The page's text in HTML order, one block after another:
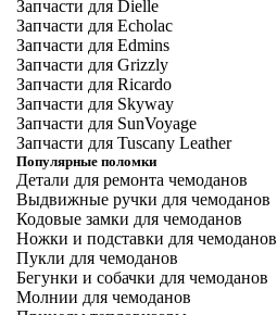
Запчасти для Dielle
Запчасти для Echolac
Запчасти для Edmins
Запчасти для Grizzly
Запчасти для Ricardo
Запчасти для Skyway
Запчасти для SunVoyage
Запчасти для Tuscany Leather
Популярные поломки
Детали для ремонта чемоданов
Выдвижные ручки для чемоданов
Кодовые замки для чемоданов
Ножки и подставки для чемоданов
Пукли для чемоданов
Бегунки и собачки для чемоданов
Молнии для чемоданов